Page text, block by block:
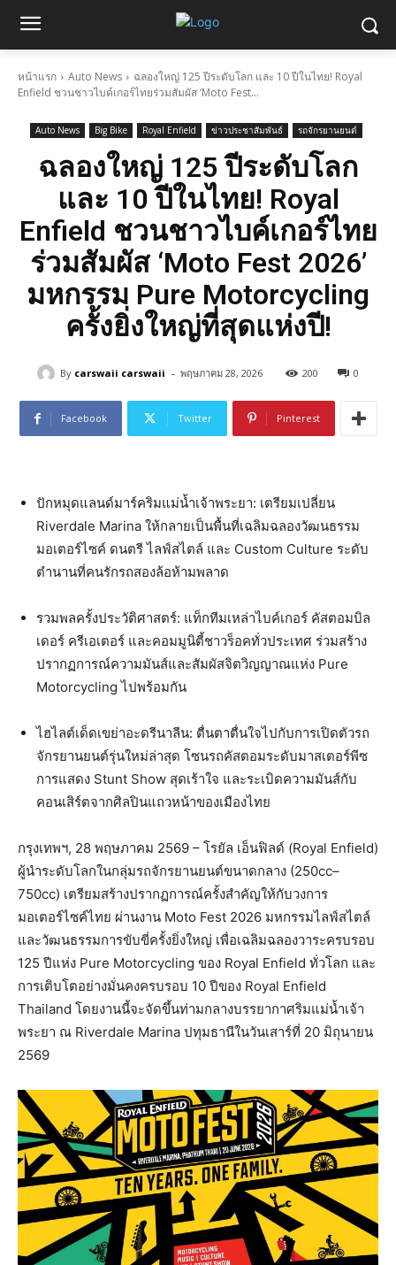
หน้าแรก Auto News
ฉลองใหญ่ 125 ปีระดับโลก และ 10 ปีในไทย! Royal
Enfield ชวนชาวไบค์เกอร์ไทยร่วมสัมผัส ‘Moto Fest...
Auto News Big Bike Royal Enfield ข่าวประชาสัมพันธ์ รถจักรยานยนต์
ฉลองใหญ่ 125 ปีระดับโลก
และ 10 ปีในไทย! Royal
Enfield ชวนชาวไบค์เกอร์ไทย
ร่วมสัมผัส ‘Moto Fest 2026’
มหกรรม Pure Motorcycling
ครั้งยิ่งใหญ่ที่สุดแห่งปี!
By carswaii carswaii - พฤษภาคม 28, 2026 200 0
Facebook Twitter Pinterest
ปักหมุดแลนด์มาร์คริมแม่น้ำเจ้าพระยา: เตรียมเปลี่ยน
Riverdale Marina ให้กลายเป็นพื้นที่เฉลิมฉลองวัฒนธรรม
มอเตอร์ไซค์ ดนตรี ไลฟ์สไตล์ และ Custom Culture ระดับ
ตำนานที่คนรักรถสองล้อห้ามพลาด
รวมพลครั้งประวัติศาสตร์: แท็กทีมเหล่าไบค์เกอร์ คัสตอมบิล
เดอร์ ครีเอเตอร์ และคอมมูนิตี้ชาวร็อคทั่วประเทศ ร่วมสร้าง
ปรากฏการณ์ความมันส์และสัมผัสจิตวิญญาณแห่ง Pure
Motorcycling ไปพร้อมกัน
ไฮไลต์เด็ดเขย่าอะดรีนาลีน: ตื่นตาตื่นใจไปกับการเปิดตัวรถ
จักรยานยนต์รุ่นใหม่ล่าสุด โซนรถคัสตอมระดับมาสเตอร์พีซ
การแสดง Stunt Show สุดเร้าใจ และระเบิดความมันส์กับ
คอนเสิร์ตจากศิลปินแถวหน้าของเมืองไทย
กรุงเทพฯ, 28 พฤษภาคม 2569 – โรยัล เอ็นฟิลด์ (Royal Enfield)
ผู้นำระดับโลกในกลุ่มรถจักรยานยนต์ขนาดกลาง (250cc–
750cc) เตรียมสร้างปรากฏการณ์ครั้งสำคัญให้กับวงการ
มอเตอร์ไซค์ไทย ผ่านงาน Moto Fest 2026 มหกรรมไลฟ์สไตล์
และวัฒนธรรมการขับขี่ครั้งยิ่งใหญ่ เพื่อเฉลิมฉลองวาระครบรอบ
125 ปีแห่ง Pure Motorcycling ของ Royal Enfield ทั่วโลก และ
การเติบโตอย่างมั่นคงครบรอบ 10 ปีของ Royal Enfield
Thailand โดยงานนี้จะจัดขึ้นท่ามกลางบรรยากาศริมแม่น้ำเจ้า
พระยา ณ Riverdale Marina ปทุมธานีในวันเสาร์ที่ 20 มิถุนายน
2569